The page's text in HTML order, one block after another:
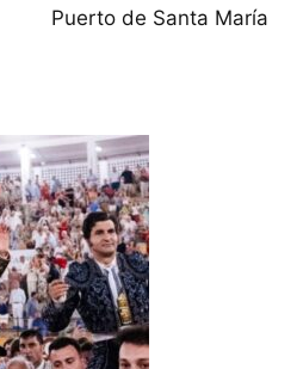
Puerto de Santa María